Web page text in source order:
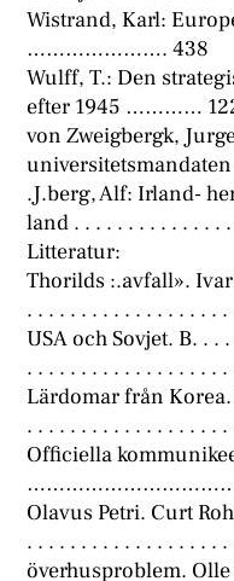
Wistrand, Karl:
…………………. 438
Wulff, T.: Den
efter 1945 …………
von Zweigbergk,
universitetsmandaten
.J.berg, Alf: Irland-
land . . . . . . . . . . . . . .
Litteratur:
Thorilds :.avfall». Ivar
. . . . . . . . . . . . . . . . . .
USA och Sovjet. B. . .
. . . . . . . . . . . . . . . . . .
Lärdomar från Korea.
. . . . . . . . . . . . . . . . . .
Officiella
Olavus Petri. Curt
. . . . . . . . . . . . . . . . . .
överhusproblem.